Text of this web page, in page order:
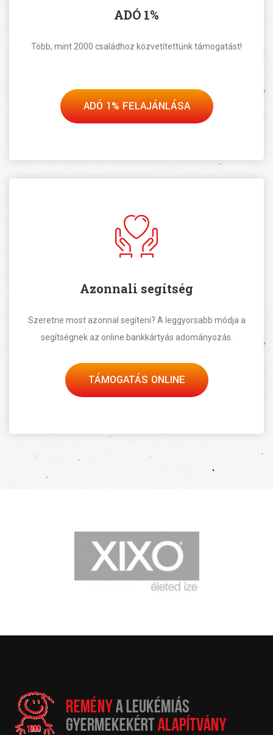
ADÓ 1%
Több, mint 2000 családhoz közvetítettünk támogatást!
ADÓ 1% FELAJÁNLÁSA
Azonnali segítség
Szeretne most azonnal segíteni? A leggyorsabb módja a
segítségnek az online bankkártyás adományozás.
TÁMOGATÁS ONLINE